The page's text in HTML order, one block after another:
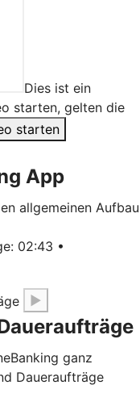
Dies ist ein
starten, gelten die
starten
App
allgemeinen Aufbau
02:43 •
▶
ganz
Daueraufträge